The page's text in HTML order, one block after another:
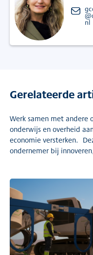
nl
Gerelateerde
Werk samen met andere
onderwijs en overheid
economie versterken.
ondernemer bij